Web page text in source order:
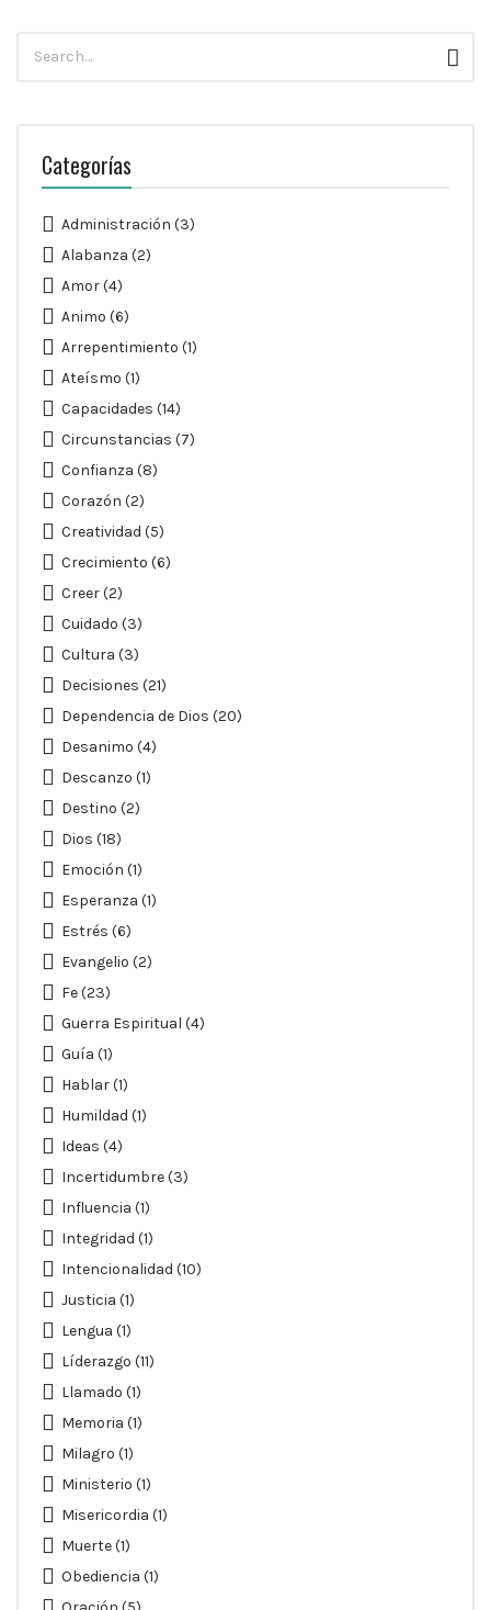
para:
Categorías
Administración (3)
Alabanza (2)
Amor(4)
Animo (6)
Arrepentimiento (1)
Ateísmo (1)
Capacidades (14)
Circunstancias (7)
Confianza (8)
Corazón (2)
Creatividad (5)
Crecimiento (6)
Creer(2)
Cuidado (3)
Cultura (3)
Decisiones (21)
Dependencia de Dios (20)
Desanimo (4)
Descanzo (1)
Destino (2)
Dios (18)
Emoción (1)
Esperanza (1)
Estrés (6)
Evangelio (2)
Fe(23)
Guerra Espiritual (4)
Guía (1)
Hablar(1)
Humildad (1)
Ideas (4)
Incertidumbre(3)
Influencia (1)
Integridad (1)
Intencionalidad (10)
Justicia (1)
Lengua (1)
Líderazgo (11)
Llamado (1)
Memoria (1)
Milagro (1)
Ministerio (1)
Misericordia (1)
Muerte(1)
Obediencia (1)